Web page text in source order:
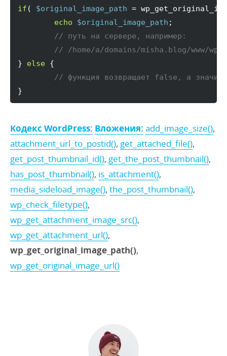
if ( $original_image_path =
echo
$original_image_path ;
// путь на сервере, например:
// /home/a/domains/misha.blog/www/
}
else {
// функция возвращает false, а значит
}
Кодекс WordPress: Вложения: add_image_size(),
attachment_url_to_postid(), get_attached_file(),
get_post_thumbnail_id(), get_the_post_thumbnail(),
has_post_thumbnail(), is_attachment(),
media_sideload_image(), the_post_thumbnail(),
wp_check_filetype(),
wp_get_attachment_image_src(),
wp_get_attachment_url(),
wp_get_original_image_path(),
wp_get_original_image_url()